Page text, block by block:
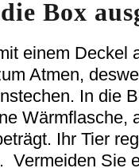
Box
einem
Atmen,
In die
Wärmflasche,
Ihr Tier
Vermeiden Sie